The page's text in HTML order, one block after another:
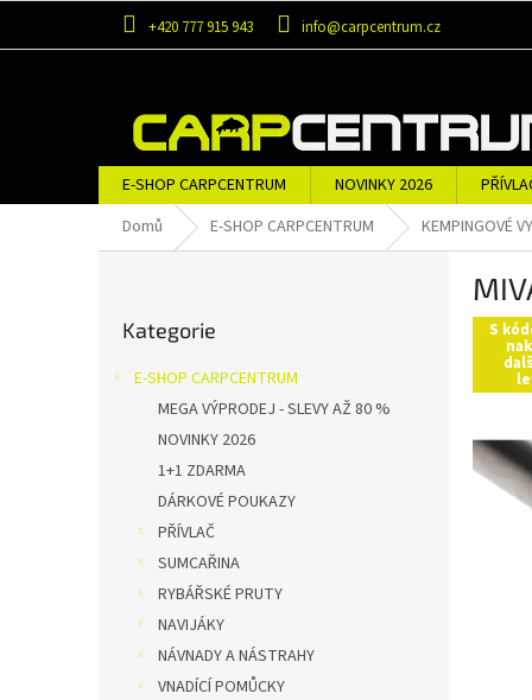
obsah
+420 777 915 943 info@carpcentrum.cz
E-SHOP CARPCENTRUM NOVINKY 2026
OBLEČENÍ A OBUV
ZNAČKY
Domů E-SHOP CARPCENTRUM KEMPINGOVÉ
kategorie
Kategorie
E-SHOP CARPCENTRUM
MEGA VÝPRODEJ - SLEVY AŽ 80 %
NOVINKY 2026
1+1 ZDARMA
DÁRKOVÉ POUKAZY
PŘÍVLAČ
SUMCAŘINA
RYBÁŘSKÉ PRUTY
NAVIJÁKY
NÁVNADY A NÁSTRAHY
VNADÍCÍ POMŮCKY
S